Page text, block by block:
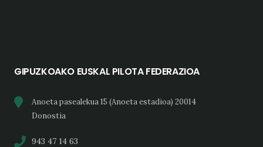
GIPUZKOAKO EUSKAL PILOTA FEDERAZIOA
Anoeta pasealekua 15 (Anoeta estadioa) 20014
Donostia
943 47 14 63